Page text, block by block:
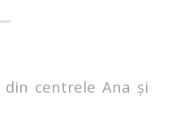
centrele Ana și